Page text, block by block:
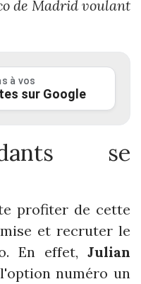
de Madrid voulant
à vos
sur Google
se
profiter de cette
et recruter le
En effet, Julian
numéro un